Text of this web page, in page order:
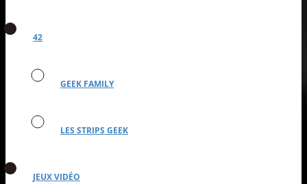
42
GEEK FAMILY
LES STRIPS GEEK
JEUX VIDÉO